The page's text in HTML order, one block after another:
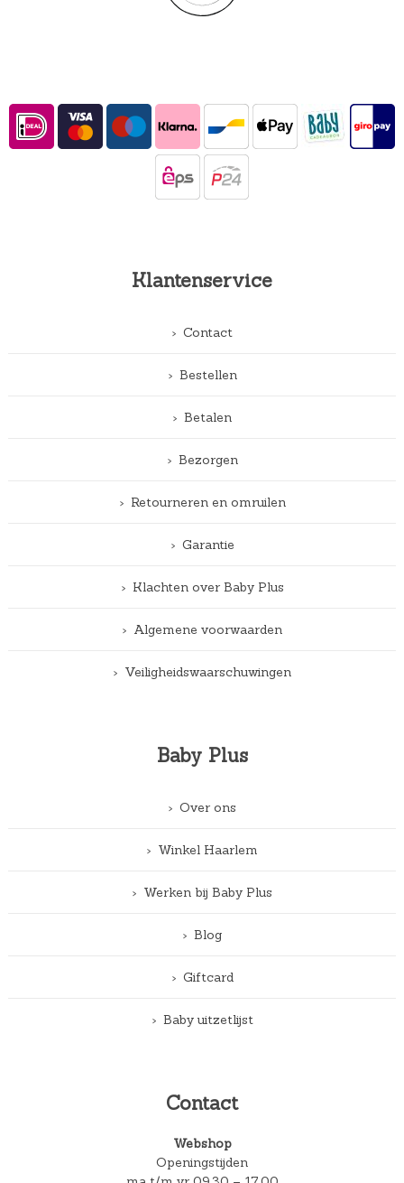
Klantenservice
Contact
Bestellen
Betalen
Bezorgen
Retourneren en omruilen
Garantie
Klachten over Baby Plus
Algemene voorwaarden
Veiligheidswaarschuwingen
Baby Plus
Over ons
Winkel Haarlem
Werken bij Baby Plus
Blog
Giftcard
Baby uitzetlijst
Contact
Webshop
Openingstijden